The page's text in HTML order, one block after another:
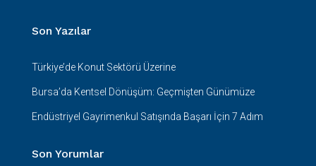
Son Yazılar
Türkiye’de Konut Sektörü Üzerine
Bursa’da Kentsel Dönüşüm: Geçmişten Günümüze
Endüstriyel Gayrimenkul Satışında Başarı İçin 7 Adım
Son Yorumlar